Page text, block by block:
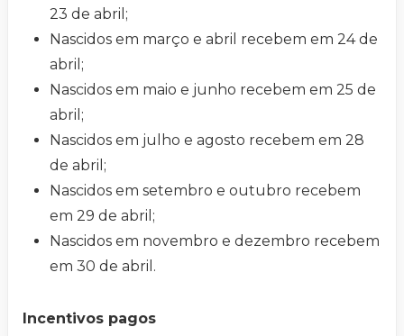
23 de abril;
Nascidos em março e abril recebem em 24 de
abril;
Nascidos em maio e junho recebem em 25 de
abril;
Nascidos em julho e agosto recebem em 28
de abril;
Nascidos em setembro e outubro recebem
em 29 de abril;
Nascidos em novembro e dezembro recebem
em 30 de abril.
Incentivos pagos